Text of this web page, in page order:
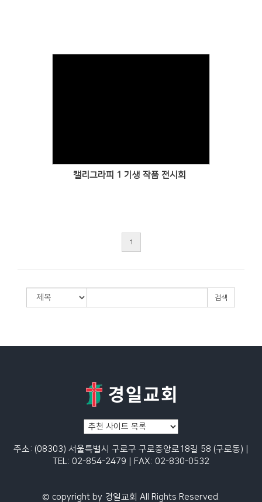
캘리그라피 1 기생 작품 전시회
1
검색
주소: (08303) 서울특별시 구로구 구로중앙로18길 58 (구로동) |
TEL: 02-854-2479 | FAX: 02-830-0532
© copyright by 경일교회 All Rights Reserved.